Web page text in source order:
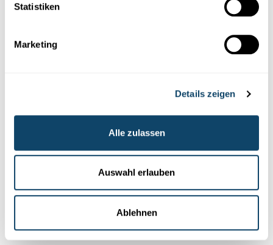
Statistiken
Marketing
Details zeigen
Alle zulassen
Auswahl erlauben
Ablehnen
Wissenschaft in der Gesellschaft
So halten wir unser Gehirn gesund
Die moderne Arbeitswelt verlangt vom Gehirn tägliche
Höchstleistungen.Eine Kampagne vermittelt Wissen und Tipps
für Job...